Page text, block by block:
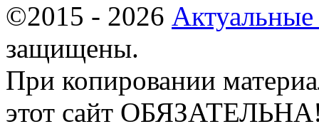
©2015 - 2026
защищены.
При копировании
этот сайт